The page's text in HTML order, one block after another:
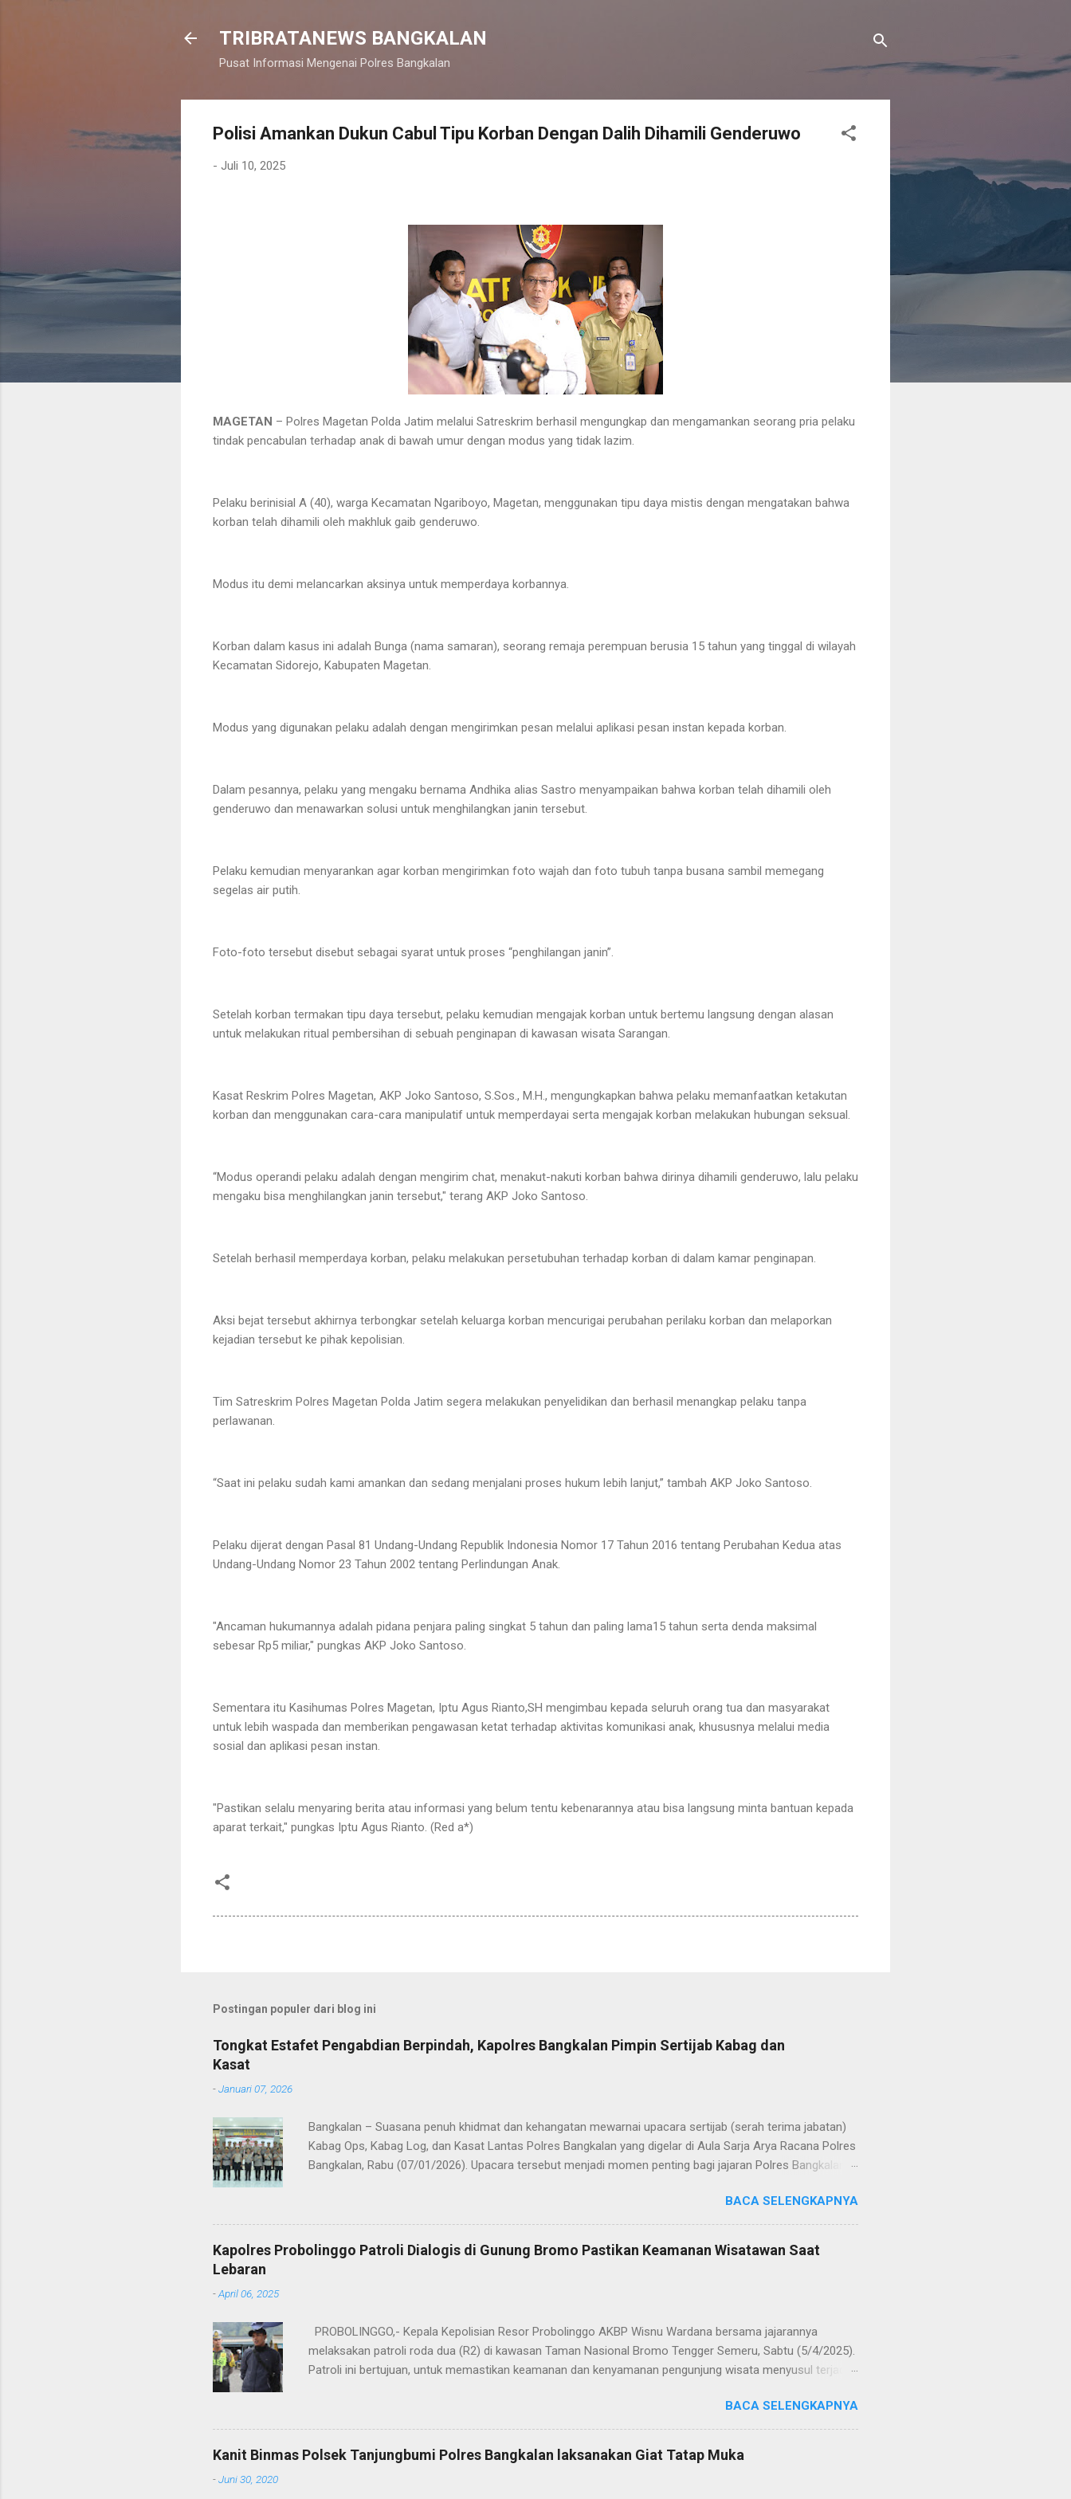
TRIBRATANEWS BANGKALAN
Pusat Informasi Mengenai Polres Bangkalan
Polisi Amankan Dukun Cabul Tipu Korban Dengan Dalih Dihamili Genderuwo
- Juli 10, 2025
MAGETAN – Polres Magetan Polda Jatim melalui Satreskrim berhasil mengungkap dan mengamankan seorang pria pelaku
tindak pencabulan terhadap anak di bawah umur dengan modus yang tidak lazim.
Pelaku berinisial A (40), warga Kecamatan Ngariboyo, Magetan, menggunakan tipu daya mistis dengan mengatakan bahwa
korban telah dihamili oleh makhluk gaib genderuwo.
Modus itu demi melancarkan aksinya untuk memperdaya korbannya.
Korban dalam kasus ini adalah Bunga (nama samaran), seorang remaja perempuan berusia 15 tahun yang tinggal di wilayah
Kecamatan Sidorejo, Kabupaten Magetan.
Modus yang digunakan pelaku adalah dengan mengirimkan pesan melalui aplikasi pesan instan kepada korban.
Dalam pesannya, pelaku yang mengaku bernama Andhika alias Sastro menyampaikan bahwa korban telah dihamili oleh
genderuwo dan menawarkan solusi untuk menghilangkan janin tersebut.
Pelaku kemudian menyarankan agar korban mengirimkan foto wajah dan foto tubuh tanpa busana sambil memegang
segelas air putih.
Foto-foto tersebut disebut sebagai syarat untuk proses “penghilangan janin”.
Setelah korban termakan tipu daya tersebut, pelaku kemudian mengajak korban untuk bertemu langsung dengan alasan
untuk melakukan ritual pembersihan di sebuah penginapan di kawasan wisata Sarangan.
Kasat Reskrim Polres Magetan, AKP Joko Santoso, S.Sos., M.H., mengungkapkan bahwa pelaku memanfaatkan ketakutan
korban dan menggunakan cara-cara manipulatif untuk memperdayai serta mengajak korban melakukan hubungan seksual.
“Modus operandi pelaku adalah dengan mengirim chat, menakut-nakuti korban bahwa dirinya dihamili genderuwo, lalu pelaku
mengaku bisa menghilangkan janin tersebut," terang AKP Joko Santoso.
Setelah berhasil memperdaya korban, pelaku melakukan persetubuhan terhadap korban di dalam kamar penginapan.
Aksi bejat tersebut akhirnya terbongkar setelah keluarga korban mencurigai perubahan perilaku korban dan melaporkan
kejadian tersebut ke pihak kepolisian.
Tim Satreskrim Polres Magetan Polda Jatim segera melakukan penyelidikan dan berhasil menangkap pelaku tanpa
perlawanan.
“Saat ini pelaku sudah kami amankan dan sedang menjalani proses hukum lebih lanjut,” tambah AKP Joko Santoso.
Pelaku dijerat dengan Pasal 81 Undang-Undang Republik Indonesia Nomor 17 Tahun 2016 tentang Perubahan Kedua atas
Undang-Undang Nomor 23 Tahun 2002 tentang Perlindungan Anak.
"Ancaman hukumannya adalah pidana penjara paling singkat 5 tahun dan paling lama15 tahun serta denda maksimal
sebesar Rp5 miliar," pungkas AKP Joko Santoso.
Sementara itu Kasihumas Polres Magetan, Iptu Agus Rianto,SH mengimbau kepada seluruh orang tua dan masyarakat
untuk lebih waspada dan memberikan pengawasan ketat terhadap aktivitas komunikasi anak, khususnya melalui media
sosial dan aplikasi pesan instan.
"Pastikan selalu menyaring berita atau informasi yang belum tentu kebenarannya atau bisa langsung minta bantuan kepada
aparat terkait," pungkas Iptu Agus Rianto. (Red a*)
Postingan populer dari blog ini
Tongkat Estafet Pengabdian Berpindah, Kapolres Bangkalan Pimpin Sertijab Kabag dan
Kasat
-Januari 07, 2026
Bangkalan – Suasana penuh khidmat dan kehangatan mewarnai upacara sertijab (serah terima jabatan)
Kabag Ops, Kabag Log, dan Kasat Lantas Polres Bangkalan yang digelar di Aula Sarja Arya Racana Polres
Bangkalan, Rabu (07/01/2026). Upacara tersebut menjadi momen penting bagi jajaran Polres Bangkalan,
kesinambungan pengabdian kepada masyarakat. Dalam sertijab tersebut, KOMPOL Hery Kusnanto, S.H.,
M.H. resmi menyerahkan jabatan Kabag Log Polres Bangkalan untuk mengemban amanah baru sebagai
Wakapolres Sampang. Jabatan Kabag Log Polres Bangkalan selanjutnya dijabat oleh KOMPOL Moch.
Rifai, S.H., M.H. , yang sebelumnya mengemban tugas sebagai Kabag Ops Polres Bangkalan. Sementara
BACA SELENGKAPNYA
Kapolres Probolinggo Patroli Dialogis di Gunung Bromo Pastikan Keamanan Wisatawan Saat
Lebaran
-April 06, 2025
PROBOLINGGO,- Kepala Kepolisian Resor Probolinggo AKBP Wisnu Wardana bersama jajarannya
melaksakan patroli roda dua (R2) di kawasan Taman Nasional Bromo Tengger Semeru, Sabtu (5/4/2025).
Patroli ini bertujuan, untuk memastikan keamanan dan kenyamanan pengunjung wisata menyusul terjadi
mengantisipasi hal-hal yang tidak kita inginkan, seiring dengan jumlah pengunjung yang semakin
meningkat selama libur Lebaran," kata AKBP Wisnu Wardana. Kapolres Probolinggo menegaskan, bahwa
pihaknya melakukan hal ini sebagai langkah antisipasi untuk memastikan situasi tetap kondusif. Ia juga
menekankan pentingnya keselamatan, terutama bagi pengunjung yang membawa anak-anak. "Kami ingin
BACA SELENGKAPNYA
Kanit Binmas Polsek Tanjungbumi Polres Bangkalan laksanakan Giat Tatap Muka
-Juni 30, 2020